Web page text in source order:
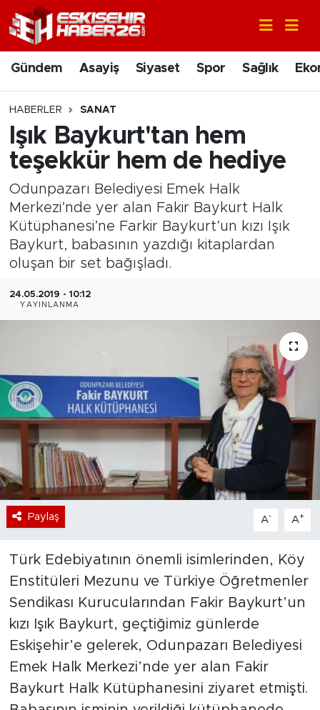
Gündem Asayiş Siyaset Spor Sağlık
HABERLER SANAT
Işık Baykurt'tan hem
teşekkür hem de hediye
Odunpazarı Belediyesi Emek Halk
Merkezi’nde yer alan Fakir Baykurt Halk
Kütüphanesi’ne Farkir Baykurt’un kızı Işık
Baykurt, babasının yazdığı kitaplardan
oluşan bir set bağışladı.
24.05.2019 - 10:12
YAYINLANMA
Paylaş A- A+
Türk Edebiyatının önemli isimlerinden, Köy
Enstitüleri Mezunu ve Türkiye Öğretmenler
Sendikası Kurucularından Fakir Baykurt’un
kızı Işık Baykurt, geçtiğimiz günlerde
Eskişehir’e gelerek, Odunpazarı Belediyesi
Emek Halk Merkezi’nde yer alan Fakir
Baykurt Halk Kütüphanesini ziyaret etmişti.
Gündem
Asayiş
Siyaset
Spor
Sağlık
Ekonomi
Sanat
Teknoloji
Magazin
Dünya
Sektör
Nöbetçi Eczaneler
Hava Durumu
Trafik Durumu
Süper Lig Puan Durumu ve Fikstür
Tüm Manşetler
Son Dakika Haberleri